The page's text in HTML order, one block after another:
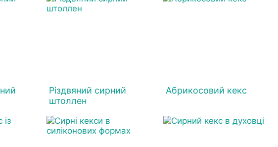
Різдвяний сирний
штоллен
Абрикосовий кекс